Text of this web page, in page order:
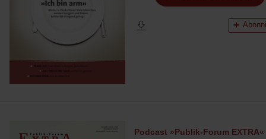
Podcast »Publik-Forum EXTRA«